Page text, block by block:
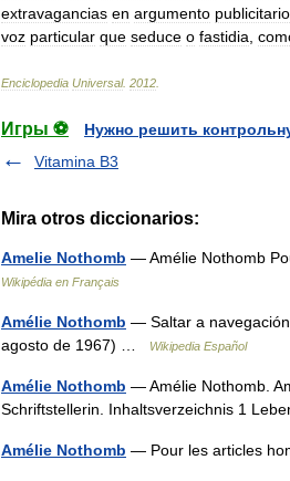
extravagancias en argumento publicitario
voz particular que seduce o fastidia
Enciclopedia Universal. 2012
Игры ⚽
Нужно решить
Vitamina B3
Mira otros diccionarios:
Amelie Nothomb — Amélie Nothomb
Wikipédia en Français
Amélie Nothomb — Saltar a
agosto de 1967) …
Wikipedia Español
Amélie Nothomb — Amélie Nothomb.
Schriftstellerin. Inhaltsverzeichnis 1
Amélie Nothomb — Pour les articles